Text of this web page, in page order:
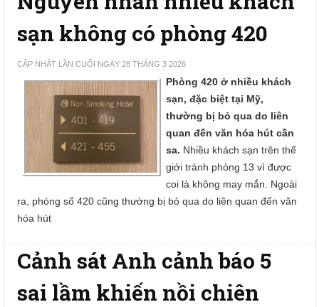
sạn không có phòng 420
CẬP NHẬT LẦN CUỐI NGÀY 28 THÁNG 3 2026
Phòng 420 ở nhiều khách
sạn, đặc biệt tại Mỹ,
thường bị bỏ qua do liên
quan đến văn hóa hút cần
sa. Nhiều khách sạn trên thế
giới tránh phòng 13 vì được
coi là không may mắn. Ngoài
ra, phòng số 420 cũng thường bị bỏ qua do liên quan đến văn
hóa hút
Cảnh sát Anh cảnh báo 5
sai lầm khiến nồi chiên